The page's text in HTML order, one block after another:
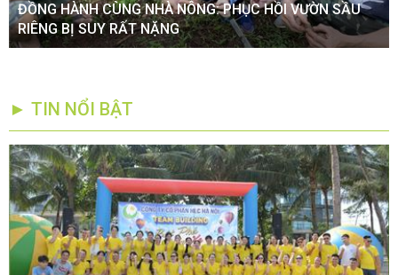
ĐỒNG HÀNH CÙNG NHÀ NÔNG: PHỤC HỒI VƯỜN SẦU
RIÊNG BỊ SUY RẤT NẶNG
► TIN NỔI BẬT